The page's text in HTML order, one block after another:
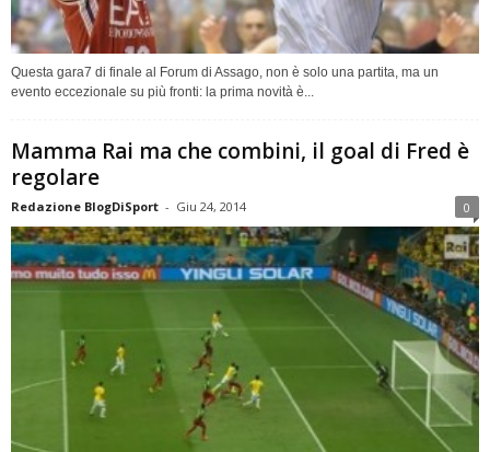
Questa gara7 di finale al Forum di Assago, non è solo una partita, ma un
evento eccezionale su più fronti: la prima novità è...
Mamma Rai ma che combini, il goal di Fred è
regolare
Redazione BlogDiSport - Giu 24, 2014 0